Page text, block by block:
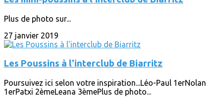
Plus de photo sur...
27 janvier 2019
Les Poussins à l'interclub de Biarritz
Poursuivez ici selon votre inspiration...Léo-Paul 1erNolan
1erPatxi 2èmeLeana 3èmePlus de photo...